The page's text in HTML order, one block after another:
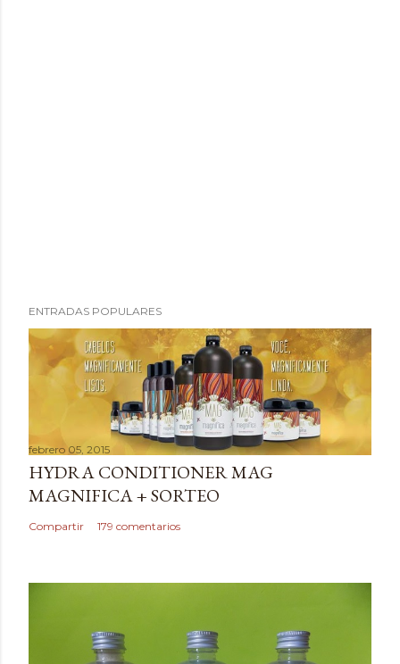
ENTRADAS POPULARES
febrero 05, 2015
HYDRA CONDITIONER MAG
MAGNIFICA + SORTEO
Compartir 179 comentarios